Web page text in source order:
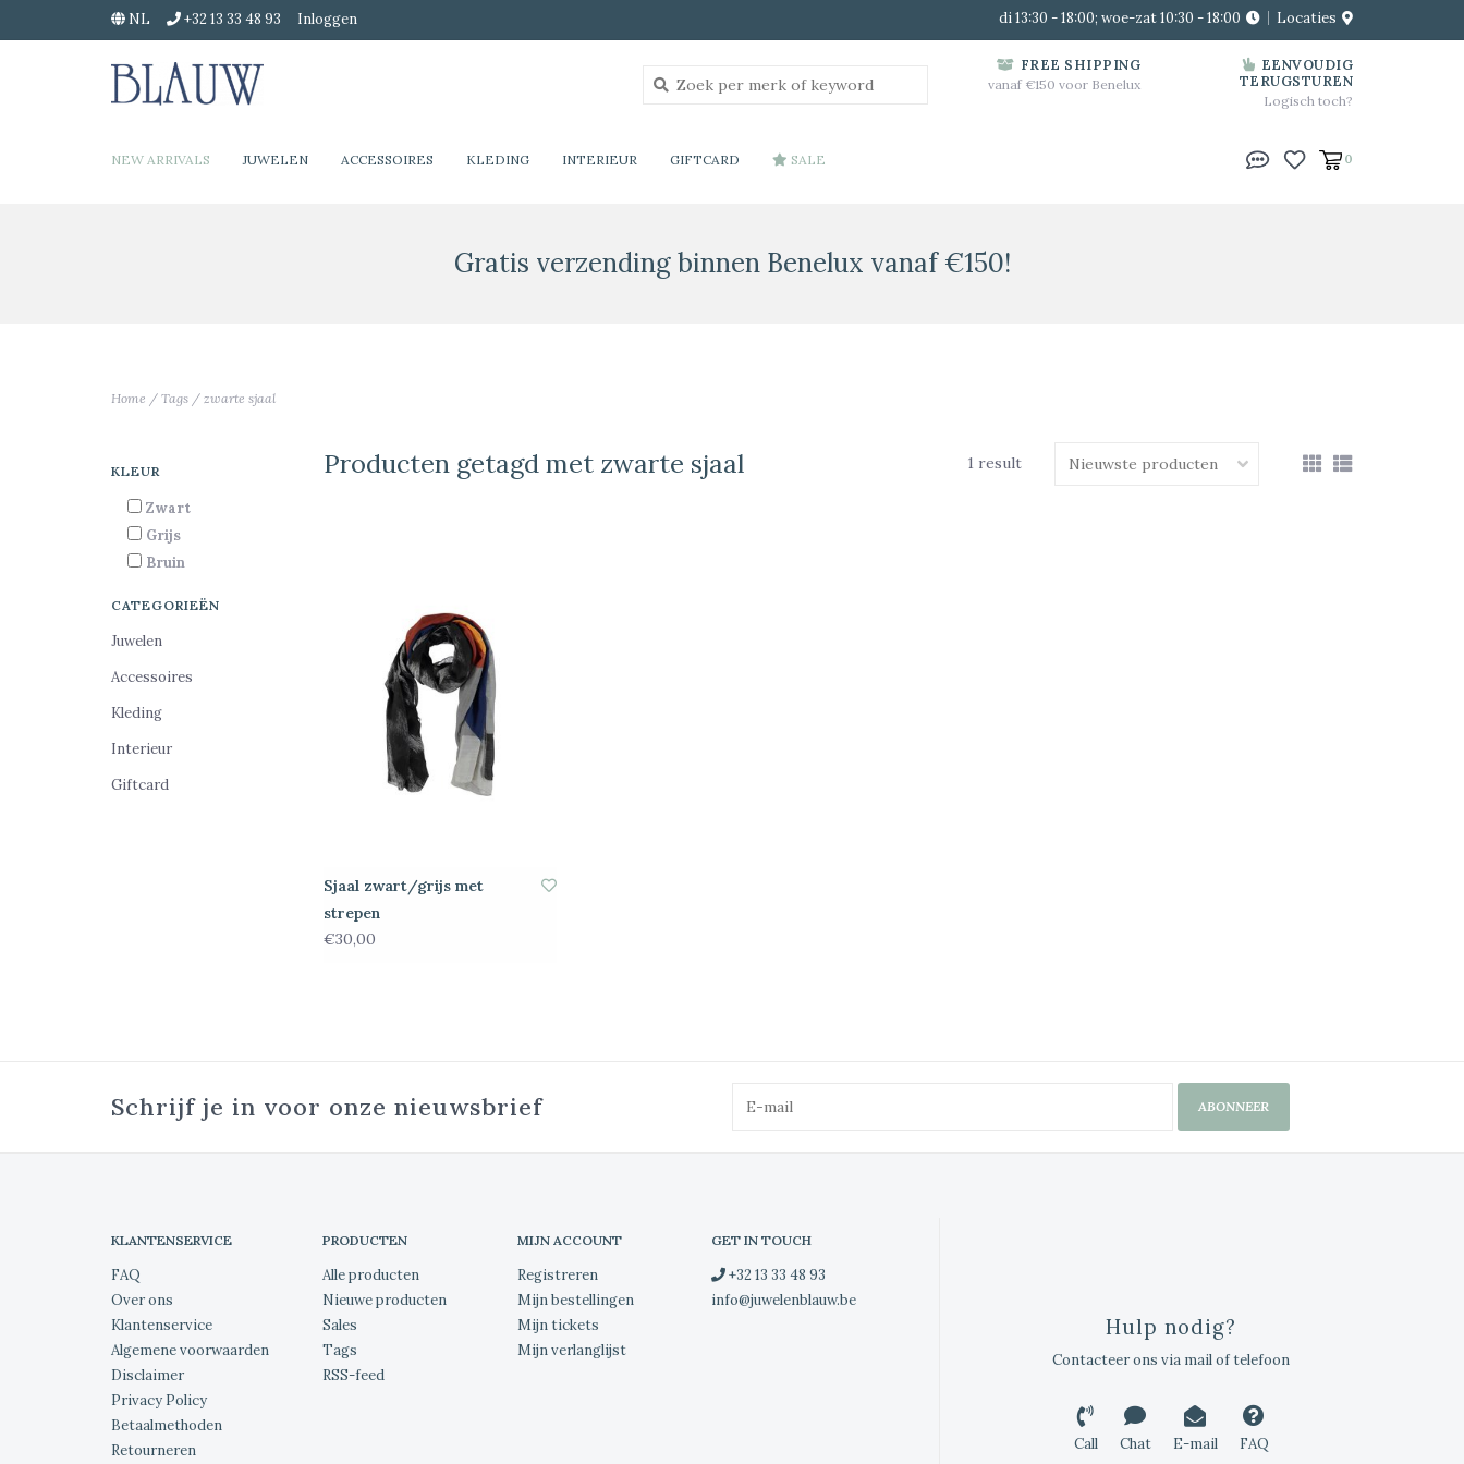
NL +32 13 33 48 93 Inloggen di 13:30 - 18:00; woe-zat 10:30 - 18:00 Locaties
FREE SHIPPING
vanaf €150 voor Benelux
EENVOUDIG
TERUGSTUREN
Logisch toch?
NEW ARRIVALS JUWELEN ACCESSOIRES KLEDING INTERIEUR GIFTCARD SALE 0
Gratis verzending binnen Benelux vanaf €150!
Home / Tags / zwarte sjaal
KLEUR
Zwart
Grijs
Bruin
CATEGORIEËN
Juwelen
Accessoires
Kleding
Interieur
Giftcard
Producten getagd met zwarte sjaal 1 result
Sjaal zwart/grijs met
strepen
€30,00
Schrijf je in voor onze nieuwsbrief ABONNEER
KLANTENSERVICE
FAQ
Over ons
Klantenservice
Algemene voorwaarden
Disclaimer
Privacy Policy
Betaalmethoden
Retourneren
PRODUCTEN
Alle producten
Nieuwe producten
Sales
Tags
RSS-feed
MIJN ACCOUNT
Registreren
Mijn bestellingen
Mijn tickets
Mijn verlanglijst
GET IN TOUCH
+32 13 33 48 93
info@juwelenblauw.be
Hulp nodig?
Contacteer ons via mail of telefoon
Call Chat E-mail FAQ